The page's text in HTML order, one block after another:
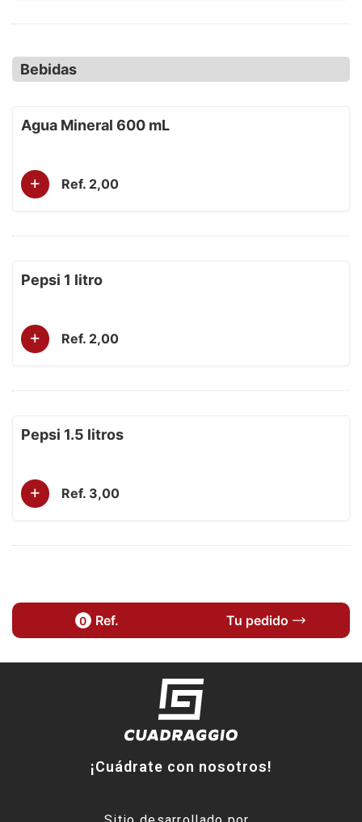
Bebidas
Agua Mineral 600 mL
+ Ref. 2,00
Pepsi 1 litro
+ Ref. 2,00
Pepsi 1.5 litros
+ Ref. 3,00
0 Ref. Tu pedido
¡Cuádrate con nosotros!